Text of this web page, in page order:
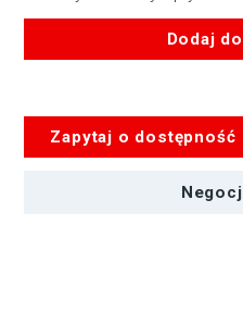
Dodaj
SDI
Highflex
Zapytaj o dostępność